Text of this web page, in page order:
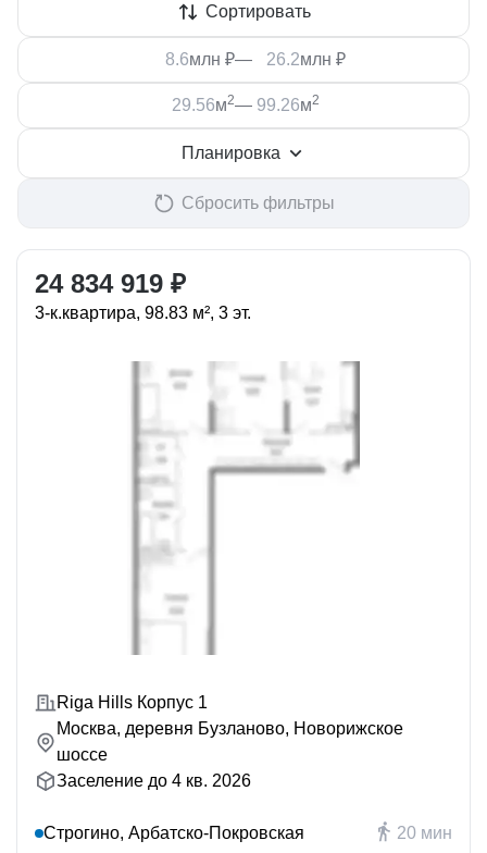
Сортировать
млн ₽— млн ₽
м2— м2
Планировка
Сбросить фильтры
24 834 919 ₽
3-к.квартира, 98.83 м², 3 эт.
Riga Hills Корпус 1
Москва, деревня Бузланово, Новорижское
шоссе
Заселение до 4 кв. 2026
Строгино, Арбатско-Покровская 20 мин